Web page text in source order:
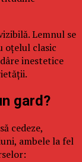
Lemnul se
oțelul clasic
inestetice
gard?
cedeze,
ambele la fel